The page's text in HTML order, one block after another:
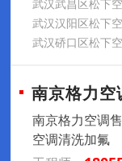
武汉武昌区松下
武汉汉阳区松下
武汉硚口区松下
南京格力空
南京格力空调
空调清洗加氟